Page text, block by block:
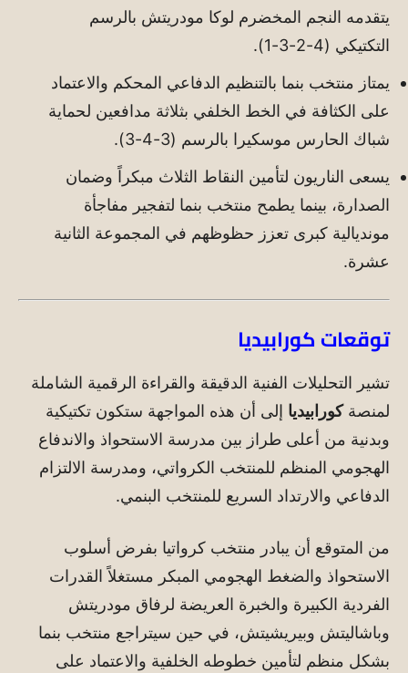
يتقدمه النجم المخضرم لوكا مودريتش بالرسم
التكتيكي (4-2-3-1).
يمتاز منتخب بنما بالتنظيم الدفاعي المحكم والاعتماد
على الكثافة في الخط الخلفي بثلاثة مدافعين لحماية
شباك الحارس موسكيرا بالرسم (3-4-3).
يسعى الناريون لتأمين النقاط الثلاث مبكراً وضمان
الصدارة، بينما يطمح منتخب بنما لتفجير مفاجأة
مونديالية كبرى تعزز حظوظهم في المجموعة الثانية
عشرة.
توقعات كورابيديا
تشير التحليلات الفنية الدقيقة والقراءة الرقمية الشاملة
لمنصةكورابيديا إلى أن هذه المواجهة ستكون تكتيكية
وبدنية من أعلى طراز بين مدرسة الاستحواذ والاندفاع
الهجومي المنظم للمنتخب الكرواتي، ومدرسة الالتزام
الدفاعي والارتداد السريع للمنتخب البنمي.
من المتوقع أن يبادر منتخب كرواتيا بفرض أسلوب
الاستحواذ والضغط الهجومي المبكر مستغلاً القدرات
الفردية الكبيرة والخبرة العريضة لرفاق مودريتش
وباشاليتش وبيريشيتش، في حين سيتراجع منتخب بنما
بشكل منظم لتأمين خطوطه الخلفية والاعتماد على